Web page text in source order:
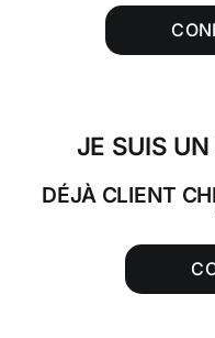
JE SUIS
DÉJÀ CLIENT